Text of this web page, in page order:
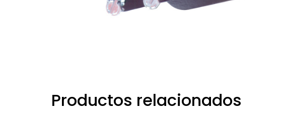
Productos relacionados